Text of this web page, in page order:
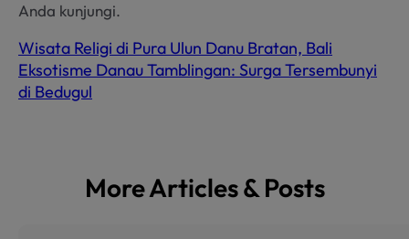
Anda kunjungi.
Wisata Religi di Pura Ulun Danu Bratan, Bali
Eksotisme Danau Tamblingan: Surga Tersembunyi
di Bedugul
More Articles & Posts